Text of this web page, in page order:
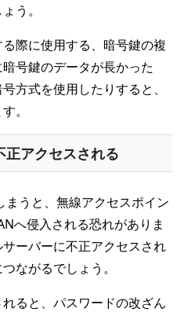
う。
際に使用する、暗号鍵の複
号鍵のデータが長かった
方式を使用したりすると、
。
アクセスされる
うと、無線アクセスポイン
へ侵入される恐れがありま
ーバーに不正アクセスされ
ながるでしょう。
ると、パスワードの改ざん